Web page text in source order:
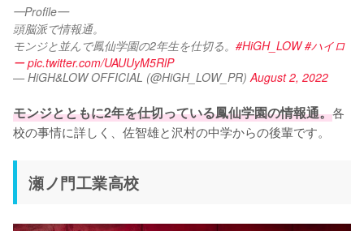
━Profile━
頭脳派で情報通。
モンジと並んで鳳仙学園の2年生を仕切る。 #HiGH_LOW #ハイロ
ー pic.twitter.com/UAUUyM5RlP
— HiGH&LOW OFFICIAL (@HiGH_LOW_PR) August 2, 2022
モンジとともに2年を仕切っている鳳仙学園の情報通。各
校の事情に詳しく、佐智雄と沢村の中学からの後輩です。
瀬ノ門工業高校